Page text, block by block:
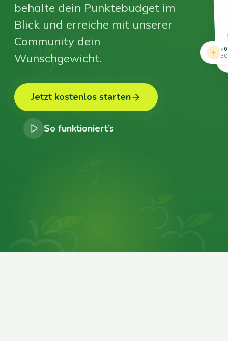
behalte dein Punktebudget im
Blick und erreiche mit unserer
Community dein
Wunschgewicht.
Jetzt kostenlos starten
So funktioniert’s